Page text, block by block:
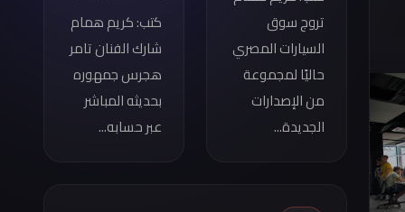
تروج سوق
السيارات المصري
حاليًا لمجموعة
من الإصدارات
الجديدة...
كتب: كريم همام
شارك الفنان تامر
هجرس جمهوره
بحديثه المباشر
عبر حسابه...